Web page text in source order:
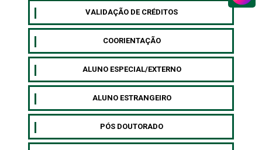
VALIDAÇÃO DE CRÉDITOS
COORIENTAÇÃO
ALUNO ESPECIAL/EXTERNO
⁠ALUNO ESTRANGEIRO
⁠PÓS DOUTORADO